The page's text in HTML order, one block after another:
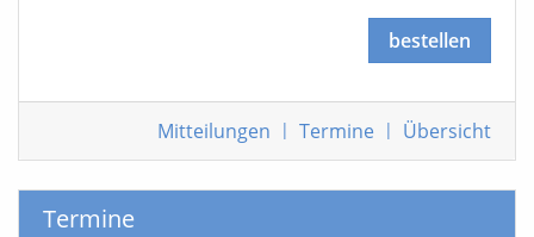
bestellen
Mitteilungen | Termine | Übersicht
Termine